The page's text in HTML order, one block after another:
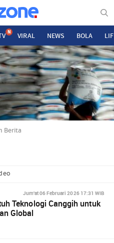
N VIRAL NEWS BOLA
Berita
Jum'at 06 Februari 2026 17:31 WIB
Teknologi Canggih untuk
Global